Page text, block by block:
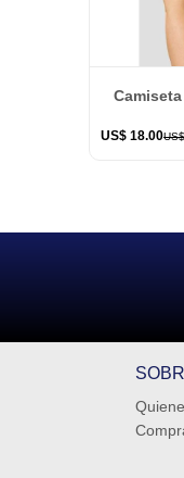
Camiseta
US$ 18.00